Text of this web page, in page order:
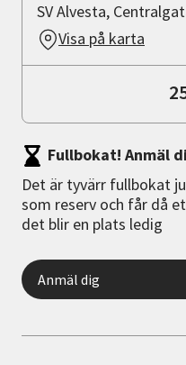
SV Alvesta,
Visa på karta
Fullbokat! Anmäl
Det är tyvärr fullbokat
som reserv och får då
det blir en plats ledig
Anmäl dig